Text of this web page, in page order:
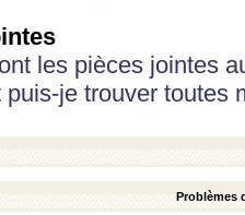
les pièces jointes
puis-je trouver toutes
Problèmes